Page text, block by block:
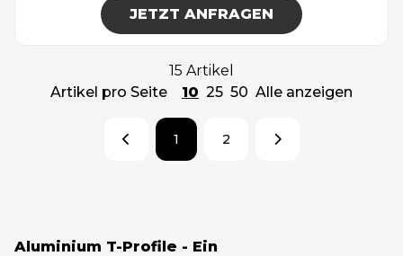
JETZT ANFRAGEN
15 Artikel
Artikel pro Seite
10 25 50 Alle anzeigen
1 2
Aluminium T-Profile - Ein